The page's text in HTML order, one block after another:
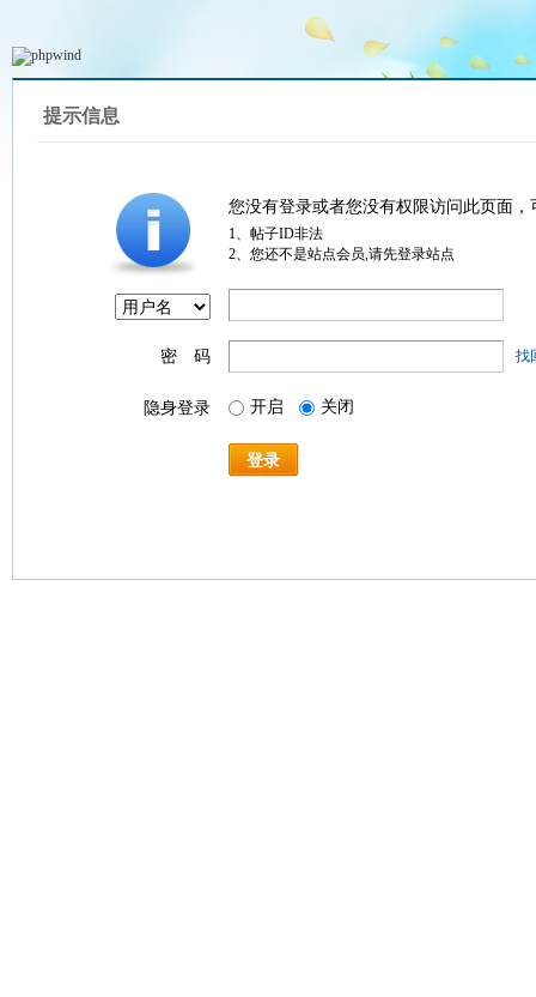
提示信息
您没有登录或者您没有权限访问此页面
1、帖子ID非法
2、您还不是站点会员,请先登录站点
密 码 找
隐身登录 开启 关闭
登录